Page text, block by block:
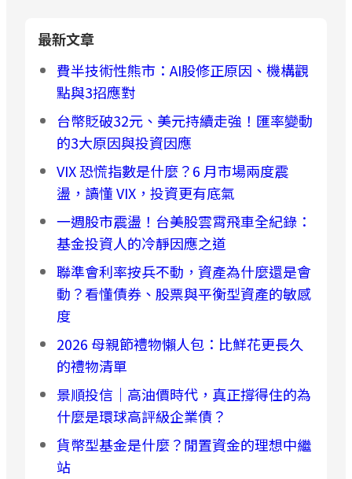
最新文章
費半技術性熊市：AI股修正原因、機構觀
點與3招應對
台幣貶破32元、美元持續走強！匯率變動
的3大原因與投資因應
VIX 恐慌指數是什麼？6 月市場兩度震
盪，讀懂 VIX，投資更有底氣
一週股市震盪！台美股雲霄飛車全紀錄：
基金投資人的冷靜因應之道
聯準會利率按兵不動，資產為什麼還是會
動？看懂債券、股票與平衡型資產的敏感
度
2026 母親節禮物懶人包：比鮮花更長久
的禮物清單
景順投信｜高油價時代，真正撐得住的為
什麼是環球高評級企業債？
貨幣型基金是什麼？閒置資金的理想中繼
站